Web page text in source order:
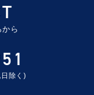
ら
除く)